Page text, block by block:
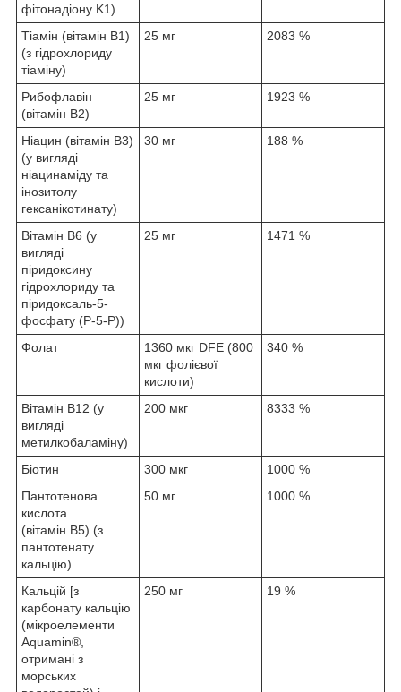
фітонадіону K1)
Тіамін (вітамін B1)
(з гідрохлориду
тіаміну)
25 мг 2083 %
Рибофлавін
(вітамін B2)
25 мг 1923 %
Ніацин (вітамін B3)
(у вигляді
ніацинаміду та
інозитолу
гексанікотинату)
30 мг 188 %
Вітамін B6 (у
вигляді
піридоксину
гідрохлориду та
піридоксаль-5-
фосфату (P-5-P))
25 мг 1471 %
Фолат
1360 мкг DFE (800
мкг фолієвої
кислоти)
340 %
Вітамін B12 (у
вигляді
метилкобаламіну)
200 мкг 8333 %
Біотин 300 мкг
1000 %
Пантотенова
кислота
(вітамін B5) (з
пантотенату
кальцію)
50 мг 1000 %
Кальцій [з
карбонату кальцію
(мікроелементи
Aquamin®,
отримані з
морських
250 мг 19 %